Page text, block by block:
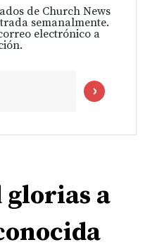
de Church News
semanalmente.
electrónico a
glorias a